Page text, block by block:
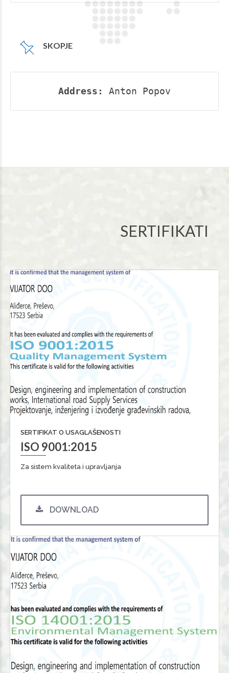
SKOPJE
Address: Anton Popov
SERTIFIKATI
SERTIFIKAT O USAGLAŠENOSTI
ISO 9001:2015
Za sistem kvaliteta i upravljanja
DOWNLOAD